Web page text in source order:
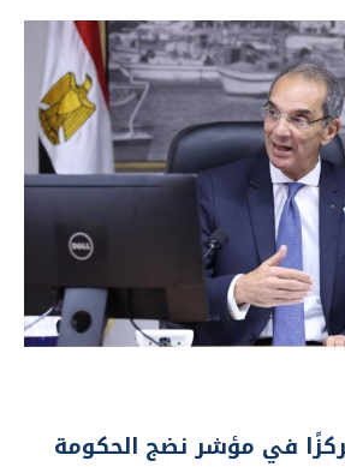
تتقدم 47 مركزًا في مؤشر نضج الحكومة